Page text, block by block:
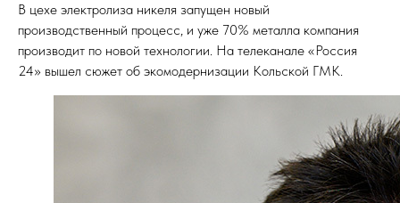
В цехе электролиза никеля запущен новый
производственный процесс, и уже 70% металла компания
производит по новой технологии. На телеканале «Россия
24» вышел сюжет об экомодернизации Кольской ГМК.